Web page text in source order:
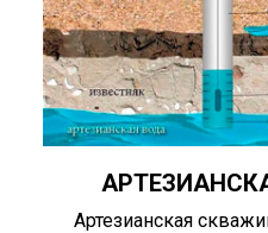
Артезианская